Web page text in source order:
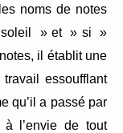
noms de notes
soleil » et » si »
il établit une
essoufflant
qu’il a passé par
l’envie de tout